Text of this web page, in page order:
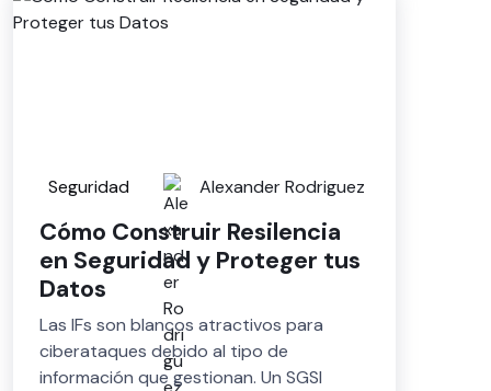
Seguridad Alexander Rodriguez
Cómo Construir Resilencia
en Seguridad y Proteger tus
Datos
Las IFs son blancos atractivos para
ciberataques debido al tipo de
información que gestionan. Un SGSI